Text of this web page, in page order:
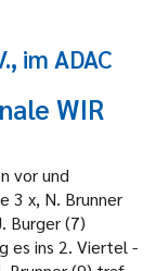
im ADAC
WIR
vor und
3 x, N. Brunner
Burger (7)
es ins 2. Viertel -